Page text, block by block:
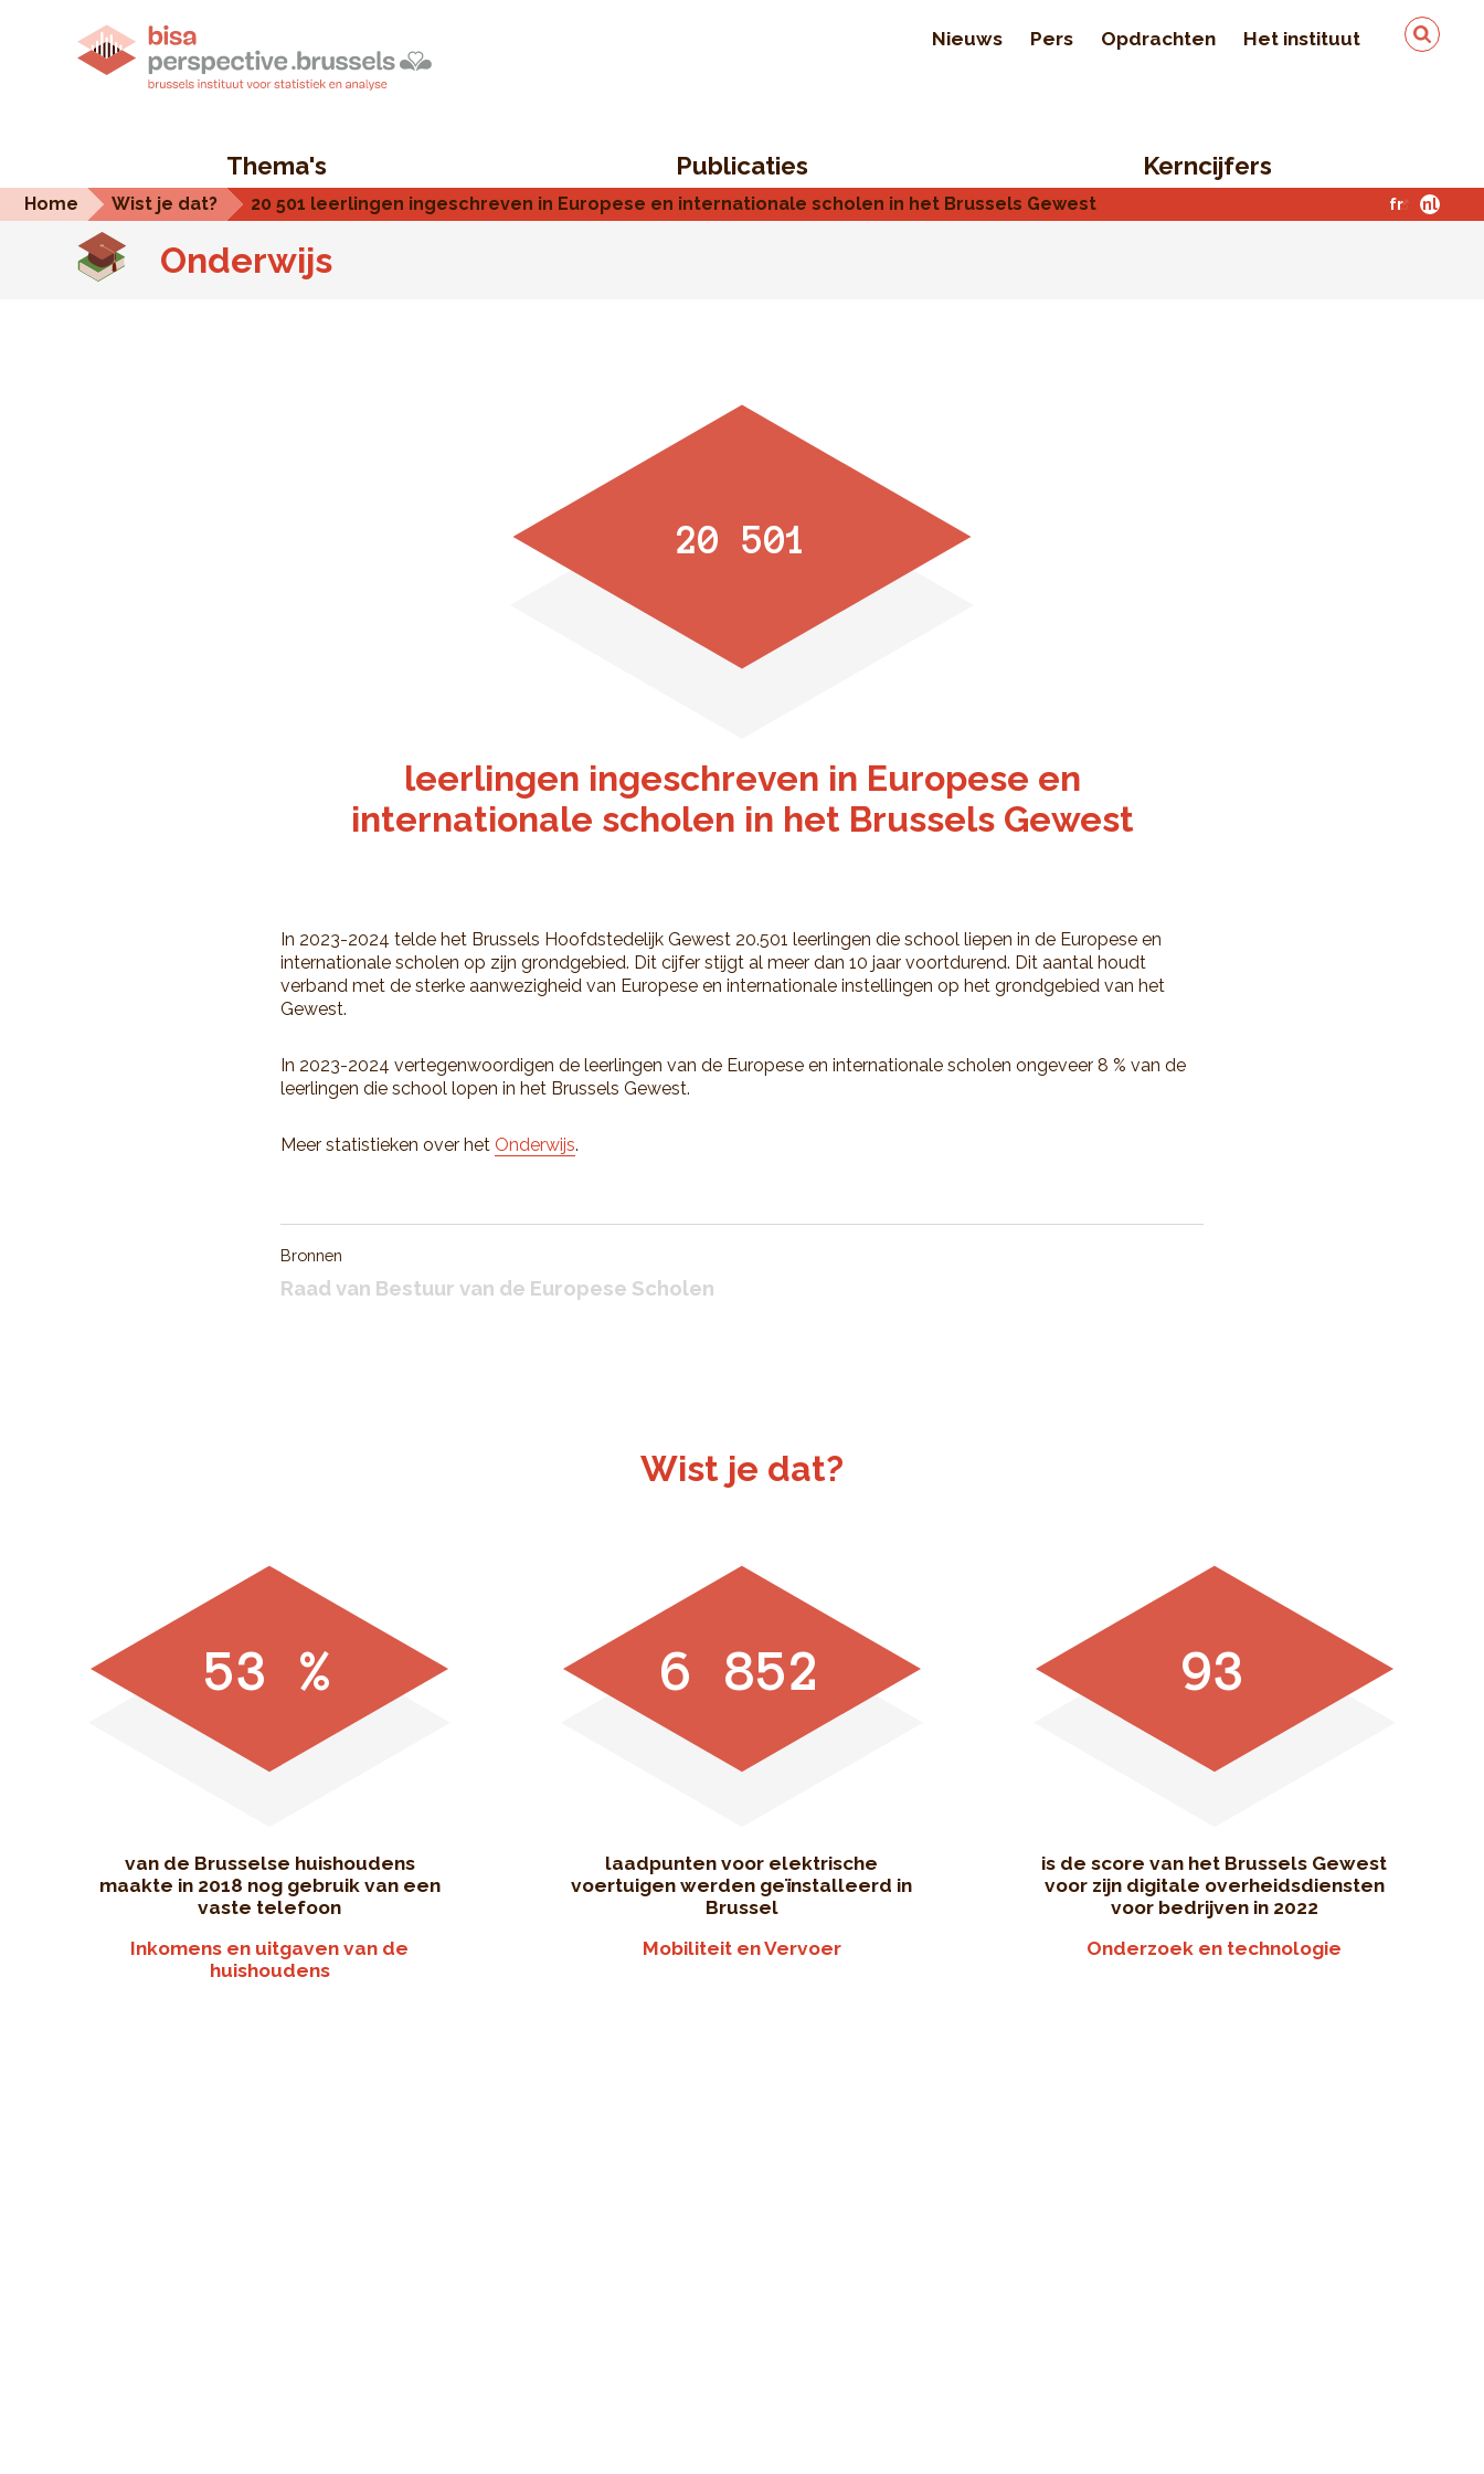
Nieuws Pers Opdrachten Het instituut
Kwaliteit en veiligheid
Thema's Publicaties Kerncijfers
Home Wist je dat? 20 501 leerlingen ingeschreven in Europese en internationale scholen in het Brussels Gewest fr nl
Onderwijs
20 501
leerlingen ingeschreven in Europese en
internationale scholen in het Brussels Gewest
In 2023-2024 telde het Brussels Hoofdstedelijk Gewest 20.501 leerlingen die school liepen in de Europese en
internationale scholen op zijn grondgebied. Dit cijfer stijgt al meer dan 10 jaar voortdurend. Dit aantal houdt
verband met de sterke aanwezigheid van Europese en internationale instellingen op het grondgebied van het
Gewest.
In 2023-2024 vertegenwoordigen de leerlingen van de Europese en internationale scholen ongeveer 8 % van de
leerlingen die school lopen in het Brussels Gewest.
Meer statistieken over het Onderwijs.
Bronnen
Raad van Bestuur van de Europese Scholen
Wist je dat?
53 %
van de Brusselse huishoudens
maakte in 2018 nog gebruik van een
vaste telefoon
Inkomens en uitgaven van de
huishoudens
6 852
laadpunten voor elektrische
voertuigen werden geïnstalleerd in
Brussel
Mobiliteit en Vervoer
93
is de score van het Brussels Gewest
voor zijn digitale overheidsdiensten
voor bedrijven in 2022
Onderzoek en technologie